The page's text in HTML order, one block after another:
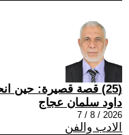
(25) قصة قصيرة: حين انحنت العصا
داود سلمان عجاج
2026 / 8 / 7
الادب والفن